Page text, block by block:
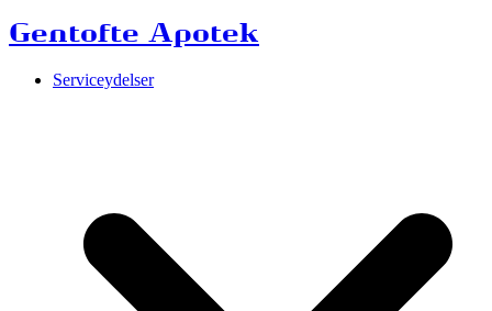
Gentofte Apotek
Serviceydelser